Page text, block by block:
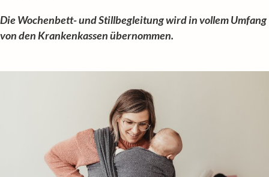
Die Wochenbett- und Stillbegleitung wird in vollem Umfang
von den Krankenkassen übernommen.